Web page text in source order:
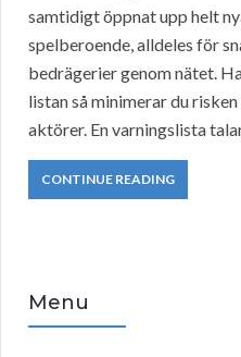
samtidigt öppnat upp helt
spelberoende, alldeles för
bedrägerier genom nätet.
listan så minimerar du
aktörer. En varningslista
CONTINUE READING
Menu